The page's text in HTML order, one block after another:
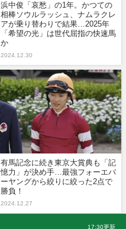
浜中俊「哀愁」の1年。かつての
相棒ソウルラッシュ、ナムラクレ
アが乗り替わりで結果…2025年
「希望の光」は世代屈指の快速馬
か
2024.12.30
有馬記念に続き東京大賞典も「記
憶力」が決め手…最強フォーエバ
ーヤングから絞りに絞った2点で
勝負！
2024.12.27
17:30更新